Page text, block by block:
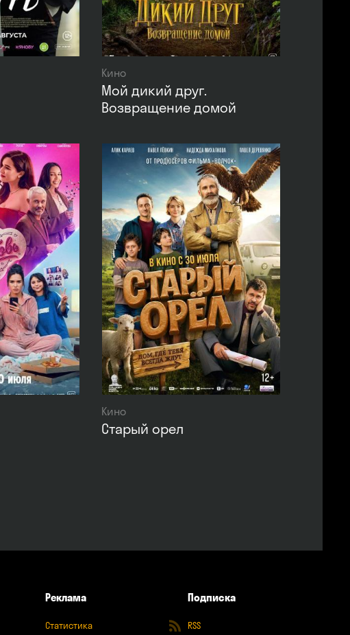
Кино
Мой дикий друг.
Возвращение домой
Кино
Старый орел
Реклама
Статистика
Подписка
RSS